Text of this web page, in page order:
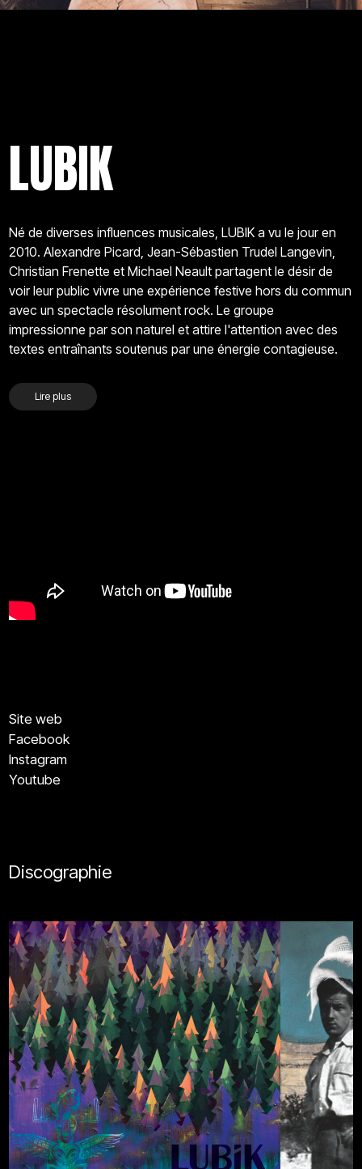
LUBIK
Né de diverses influences musicales, LUBIK a vu le jour en
2010. Alexandre Picard, Jean-Sébastien Trudel Langevin,
Christian Frenette et Michael Neault partagent le désir de
voir leur public vivre une expérience festive hors du commun
avec un spectacle résolument rock. Le groupe
impressionne par son naturel et attire l'attention avec des
textes entraînants soutenus par une énergie contagieuse.
Lire plus
Site web
Facebook
Instagram
Youtube
Discographie